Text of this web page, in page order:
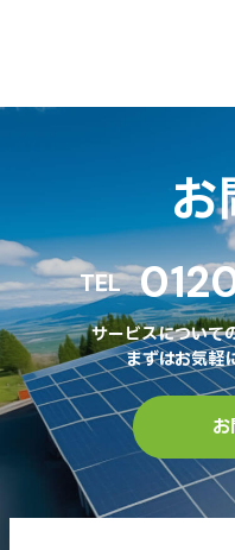
TEL
サービスについて
まずはお気軽